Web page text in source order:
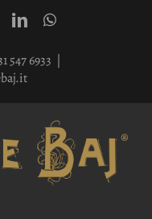
PinterestLinkedInWhatsApp
547 6933 |